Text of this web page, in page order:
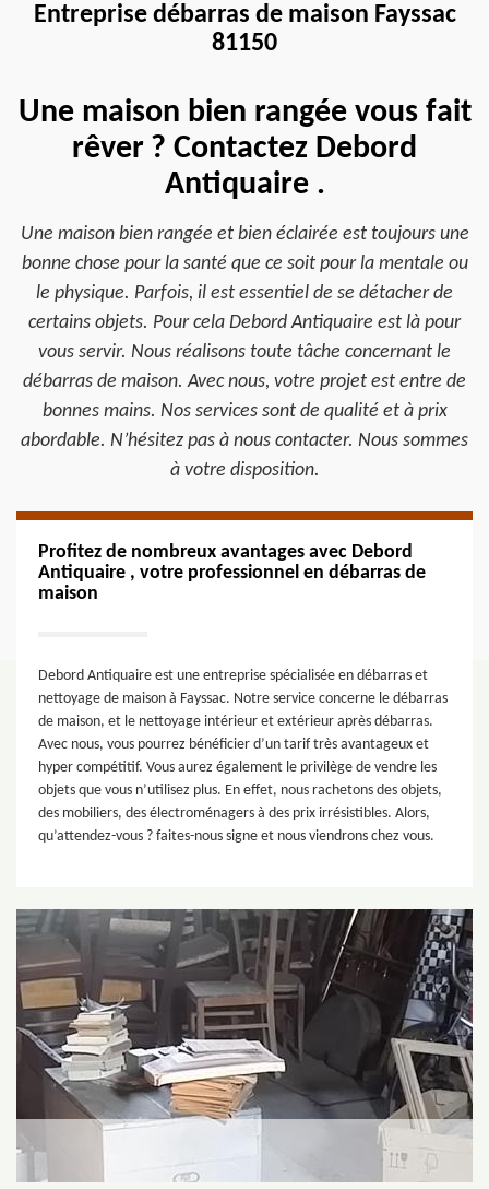
Entreprise débarras de maison Fayssac
81150
Une maison bien rangée vous fait
rêver ? Contactez Debord
Antiquaire .
Une maison bien rangée et bien éclairée est toujours une
bonne chose pour la santé que ce soit pour la mentale ou
le physique. Parfois, il est essentiel de se détacher de
certains objets. Pour cela Debord Antiquaire est là pour
vous servir. Nous réalisons toute tâche concernant le
débarras de maison. Avec nous, votre projet est entre de
bonnes mains. Nos services sont de qualité et à prix
abordable. N’hésitez pas à nous contacter. Nous sommes
à votre disposition.
Profitez de nombreux avantages avec Debord
Antiquaire , votre professionnel en débarras de
maison
Debord Antiquaire est une entreprise spécialisée en débarras et
nettoyage de maison à Fayssac. Notre service concerne le débarras
de maison, et le nettoyage intérieur et extérieur après débarras.
Avec nous, vous pourrez bénéficier d’un tarif très avantageux et
hyper compétitif. Vous aurez également le privilège de vendre les
objets que vous n’utilisez plus. En effet, nous rachetons des objets,
des mobiliers, des électroménagers à des prix irrésistibles. Alors,
qu’attendez-vous ? faites-nous signe et nous viendrons chez vous.